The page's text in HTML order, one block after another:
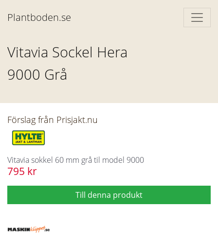
Plantboden.se
Vitavia Sockel Hera
9000 Grå
Förslag från Prisjakt.nu
Vitavia sokkel 60 mm grå til model 9000
795 kr